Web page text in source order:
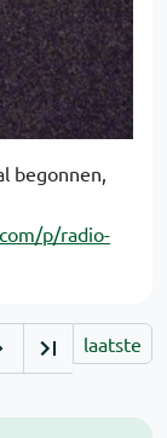
begonnen,
p/radio-
laatste